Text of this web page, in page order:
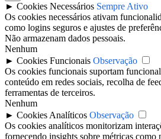
► Cookies Necessários Sempre Ativo
Os cookies necessários ativam
como logins seguros e ajustes de
Não armazenam dados pessoais.
Nenhum
► Cookies Funcionais Observação
Os cookies funcionais suportam
conteúdo em redes sociais, recolha de
ferramentas de terceiros.
Nenhum
► Cookies Analíticos Observação
Os cookies analíticos monitorizam
fornecendo insights sobre métricas como